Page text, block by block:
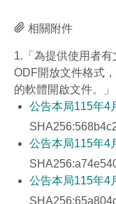
相關附件
1.「為提供使用者
ODF開放文件格式
的軟體開啟文件。」
公告本局115年4
公告本局115年4
公告本局115年4